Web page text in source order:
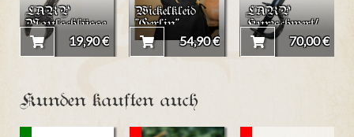
LARP
Maulschlüsse
l klein
19,90 €
Wickelkleid
"Gerlin"
54,90 €
LARP
Kurzschwert/
Säbel aus
Schaumstoff
70,00 €
Kunden kauften auch